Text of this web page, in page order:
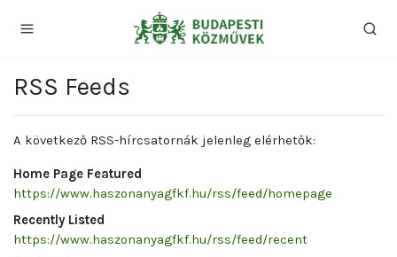
RSS Feeds
A következő RSS-hírcsatornák jelenleg elérhetők:
Home Page Featured
https://www.haszonanyagfkf.hu/rss/feed/homepage
Recently Listed
https://www.haszonanyagfkf.hu/rss/feed/recent